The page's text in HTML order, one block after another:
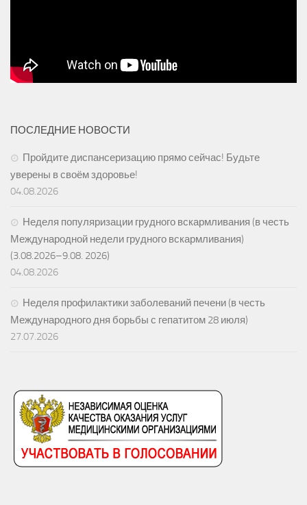
ПОСЛЕДНИЕ НОВОСТИ
Пройдите диспансеризацию прямо сейчас! Будьте
уверены в своём здоровье!
04.08.2026
Неделя популяризации грудного вскармливания (в честь
Международной недели грудного вскармливания)
(3.08.2026–9.08. 2026)
04.08.2026
Неделя профилактики заболеваний печени (в честь
Международного дня борьбы с гепатитом 28 июля)
27.07.2026